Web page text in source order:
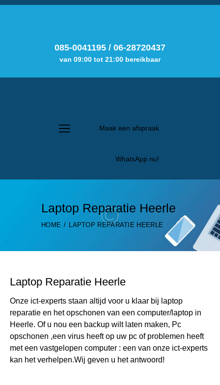
085-0041195 / 06-28720437
van 09:00 tot 21:00 bereikbaar
Maak een afspraak
WhatsApp nu!
Laptop Reparatie Heerle
HOME LAPTOP REPARATIE HEERLE
Laptop Reparatie Heerle
Onze ict-experts staan altijd voor u klaar bij laptop
reparatie en het opschonen van een computer/laptop in
Heerle. Of u nou een backup wilt laten maken, Pc
opschonen ,een virus heeft op uw pc of problemen heeft
met een vastgelopen computer : een van onze ict-experts
kan het verhelpen.Wij geven u het antwoord!